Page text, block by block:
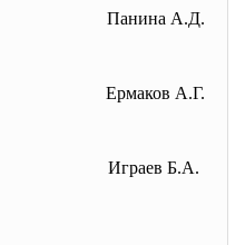
Панина А.Д.
Ермаков А.Г.
Играев Б.А.